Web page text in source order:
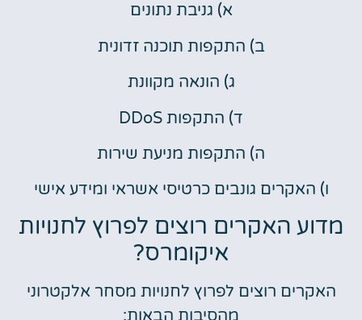
א) גניבת נתונים
ב) התקפות תוכנה זדונית
ג) הונאה מקוונת
ד) התקפות DDoS
ה) התקפות מניעת שירות
ו) האקרים גונבים כרטיסי אשראי ומידע אישי
מדוע האקרים רוצים לפרוץ לחנויות
איקומרס?
האקרים רוצים לפרוץ לחנויות מסחר אלקטרוני
מהסיבות הבאות: